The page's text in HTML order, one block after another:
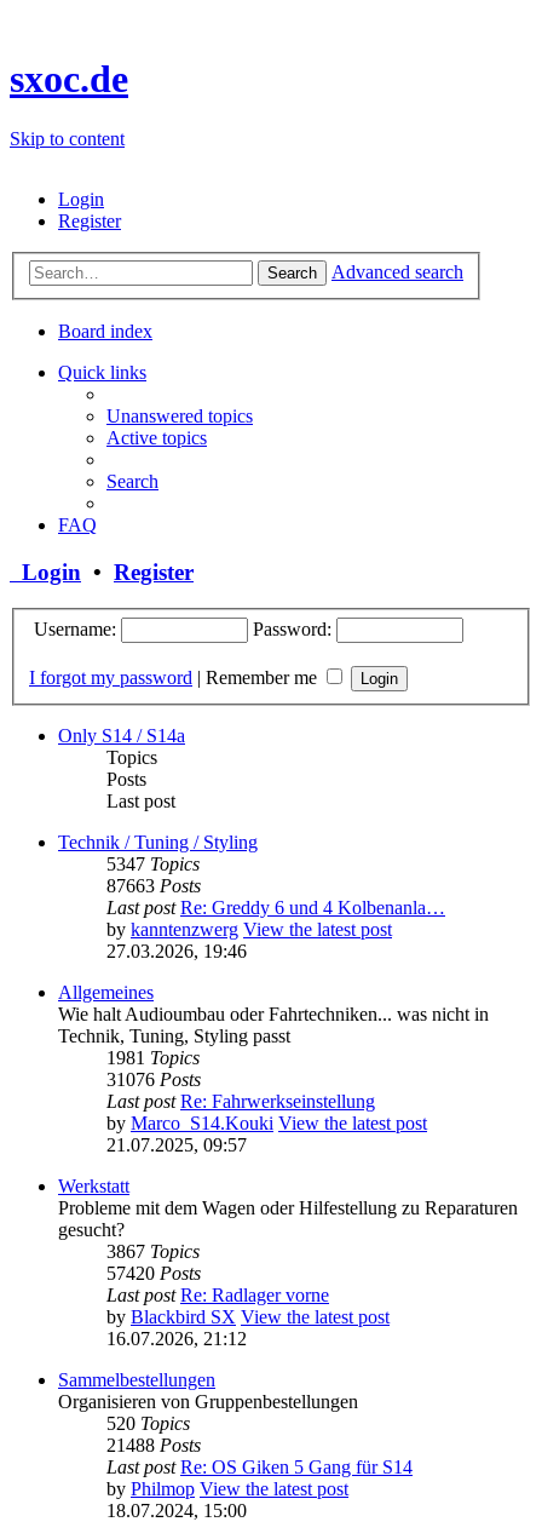
sxoc.de
Skip to content
Login
Register
Search Advanced search
Board index
Quick links
Unanswered topics
Active topics
Search
FAQ
Login • Register
Username: Password:
I forgot my password | Remember me
Only S14 / S14a
Topics
Posts
Last post
Technik / Tuning / Styling
5347 Topics
87663 Posts
Last post Re: Greddy 6 und 4 Kolbenanla…
by kanntenzwerg View the latest post
27.03.2026, 19:46
Allgemeines
Wie halt Audioumbau oder Fahrtechniken... was nicht in
Technik, Tuning, Styling passt
1981 Topics
31076 Posts
Last post Re: Fahrwerkseinstellung
by Marco_S14.Kouki View the latest post
21.07.2025, 09:57
Werkstatt
Probleme mit dem Wagen oder Hilfestellung zu Reparaturen
gesucht?
3867 Topics
57420 Posts
Last post Re: Radlager vorne
by Blackbird SX View the latest post
16.07.2026, 21:12
Sammelbestellungen
Organisieren von Gruppenbestellungen
520 Topics
21488 Posts
Last post Re: OS Giken 5 Gang für S14
by Philmop View the latest post
18.07.2024, 15:00